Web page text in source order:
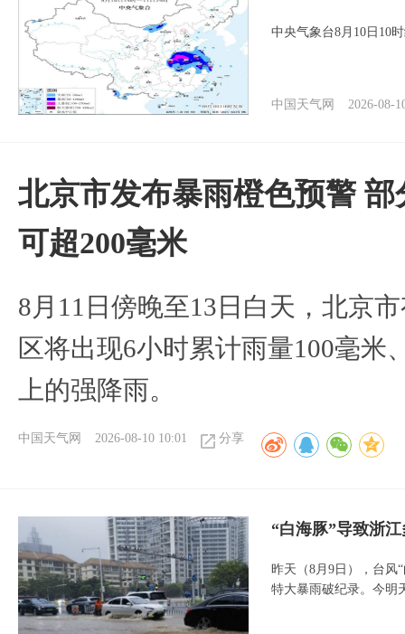
中央气象台8月10日10
中国天气网 2026-08-
北京市发布暴雨橙色预警
可超200毫米
8月11日傍晚至13日白天，北京
区将出现6小时累计雨量100毫米
上的强降雨。
中国天气网 2026-08-10 10:01 分享
“白海豚”导致浙
昨天（8月9日），台风
特大暴雨破纪录。今明